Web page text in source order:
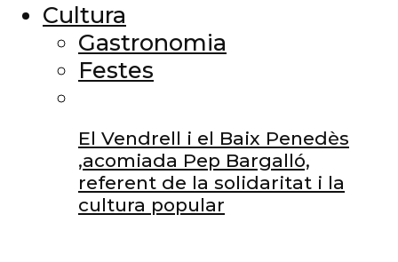
Cultura
Gastronomia
Festes
El Vendrell i el Baix Penedès
,acomiada Pep Bargalló,
referent de la solidaritat i la
cultura popular